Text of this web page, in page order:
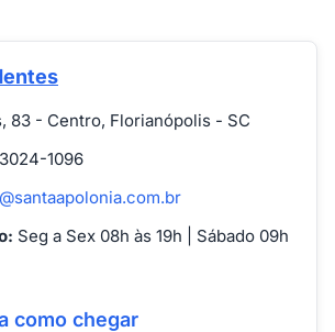
83 - Centro, Florianópolis - SC
1096
Seg a Sex 08h às 19h | Sábado 09h
como chegar